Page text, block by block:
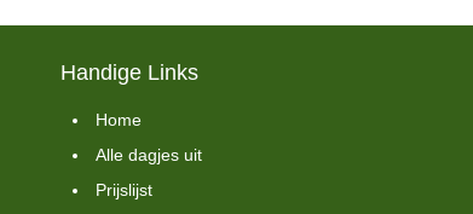
Handige Links
Home
Alle dagjes uit
Prijslijst